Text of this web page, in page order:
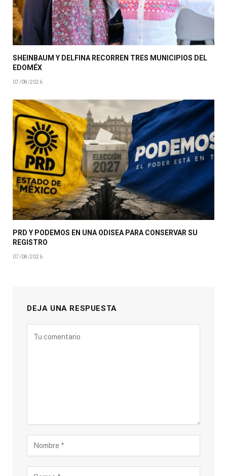
SHEINBAUM Y DELFINA RECORREN TRES MUNICIPIOS DEL
EDOMÉX
07/08/2026
PRD Y PODEMOS EN UNA ODISEA PARA CONSERVAR SU
REGISTRO
07/08/2026
DEJA UNA RESPUESTA